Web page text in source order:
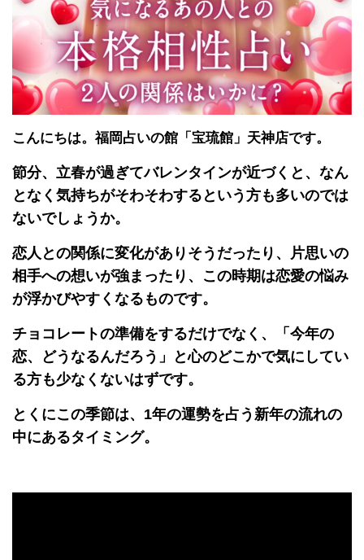
こんにちは。福岡占いの館「宝琉館」天神店です。
節分、立春が過ぎてバレンタインが近づくと、なん
となく気持ちがそわそわするという方も多いのでは
ないでしょうか。
恋人との関係に変化がありそうだったり、片思いの
相手への想いが強まったり、この時期は恋愛の悩み
が浮かびやすくなるものです。
チョコレートの準備をするだけでなく、「今年の
恋、どうなるんだろう」と心のどこかで気にしてい
る方も少なくないはずです。
とくにこの季節は、1年の運勢を占う新年の流れの
中にあるタイミング。